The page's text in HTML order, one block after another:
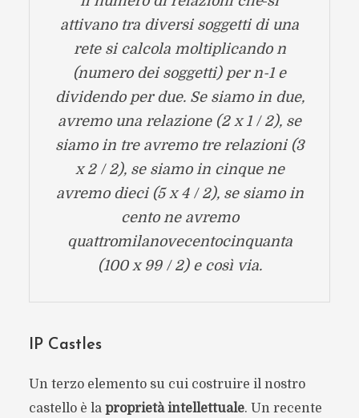
attivano tra diversi soggetti di una
rete si calcola moltiplicando n
(numero dei soggetti) per n-1 e
dividendo per due. Se siamo in due,
avremo una relazione (2 x 1 / 2), se
siamo in tre avremo tre relazioni (3
x 2 / 2), se siamo in cinque ne
avremo dieci (5 x 4 / 2), se siamo in
cento ne avremo
quattromilanovecentocinquanta
(100 x 99 / 2) e così via.
IP Castles
Un terzo elemento su cui costruire il nostro
castello è la proprietà intellettuale. Un recente